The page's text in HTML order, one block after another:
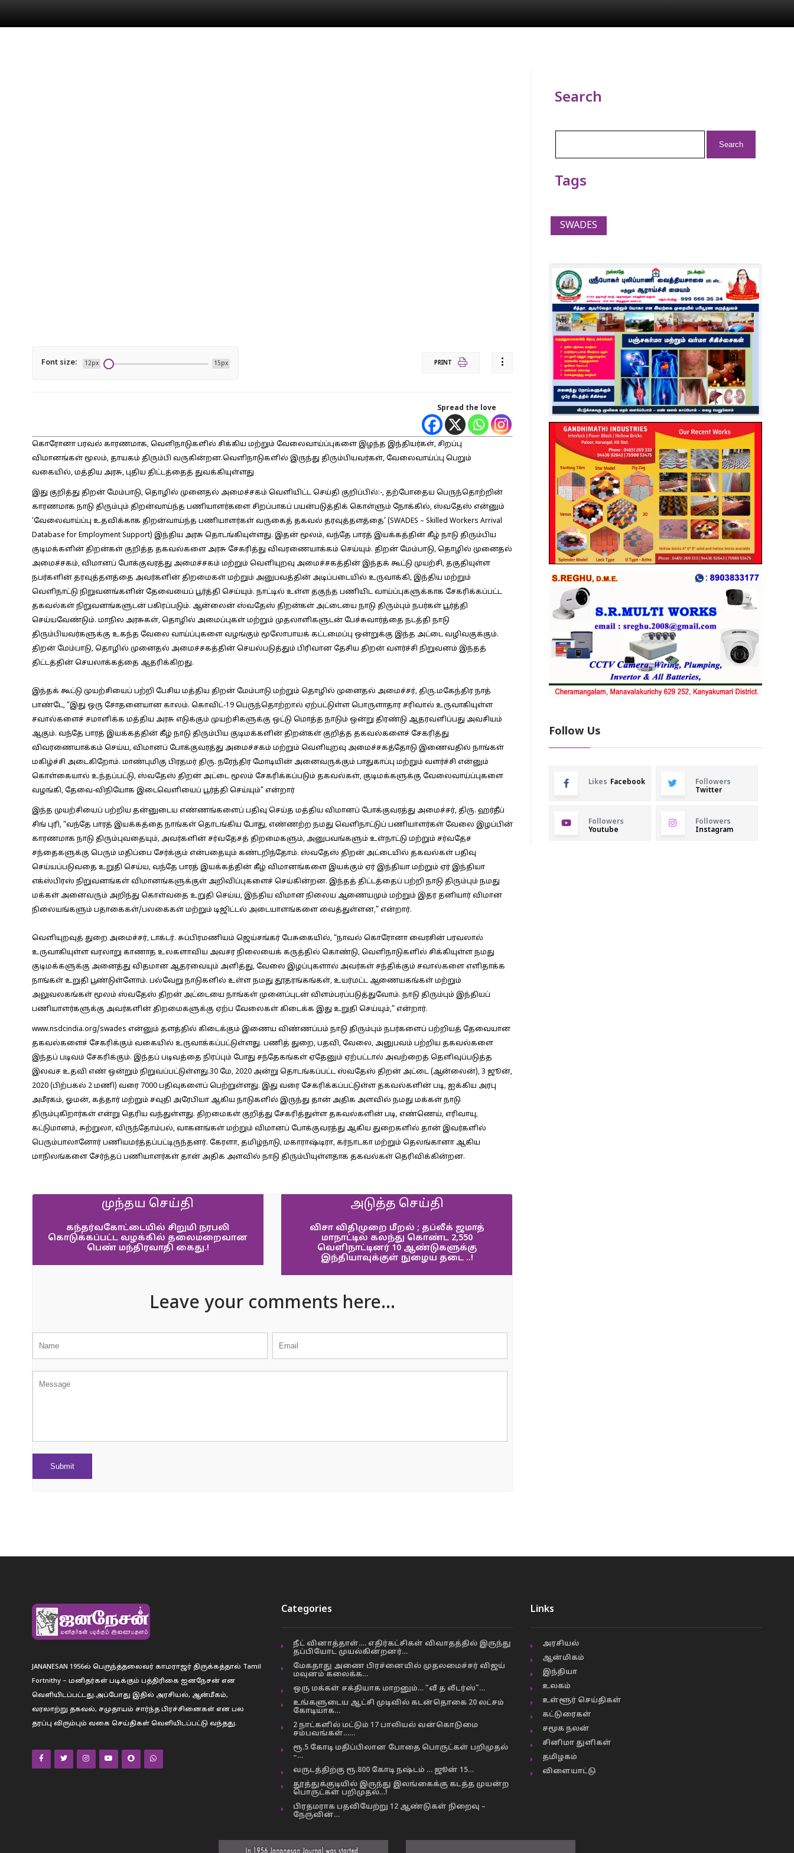
Font size: 12px 15px PRINT
Spread the love
கொரோனா பரவல் காரணமாக, வெளிநாடுகளில் சிக்கிய மற்றும் வேலைவாய்ப்புகளை இழந்த இந்தியர்கள், சிறப்பு
விமானங்கள் மூலம், தாயகம் திரும்பி வருகின்றன.வெளிநாடுகளில் இருந்து திரும்பியவர்கள், வேலைவாய்ப்பு பெறும்
வகையில், மத்திய அரசு, புதிய திட்டத்தைத் துவக்கியுள்ளது
இது குறித்து திறன் மேம்பாடு, தொழில் முனைதல் அமைச்சகம் வெளியிட்ட செய்தி குறிப்பில்:-, தற்போதைய பெருந்தொற்றின்
காரணமாக நாடு திரும்பும் திறன்வாய்ந்த பணியாளர்களை சிறப்பாகப் பயன்படுத்திக் கொள்ளும் நோக்கில், ஸ்வதேஸ் என்னும்
‘வேலைவாய்ப்பு உதவிக்காக திறன்வாய்ந்த பணியாளர்கள் வருகைத் தகவல் தரவுத்தளத்தை’ (SWADES – Skilled Workers Arrival
Database for Employment Support) இந்திய அரசு தொடங்கியுள்ளது. இதன் மூலம், வந்தே பாரத் இயக்கத்தின் கீழ் நாடு திரும்பிய
குடிமக்களின் திறன்கள் குறித்த தகவல்களை அரசு சேகரித்து விவரணையாக்கம் செய்யும். திறன் மேம்பாடு, தொழில் முனைதல்
அமைச்சகம், விமானப் போக்குவரத்து அமைச்சகம் மற்றும் வெளியுறவு அமைச்சகத்தின் இந்தக் கூட்டு முயற்சி, தகுதியுள்ள
நபர்களின் தரவுத்தளத்தை அவர்களின் திறமைகள் மற்றும் அனுபவத்தின் அடிப்படையில் உருவாக்கி, இந்திய மற்றும்
வெளிநாட்டு நிறுவனங்களின் தேவையைப் பூர்த்தி செய்யும். நாட்டில் உள்ள தகுந்த பணியிட வாய்ப்புகளுக்காக சேகரிக்கப்பட்ட
தகவல்கள் நிறுவனங்களுடன் பகிரப்படும். ஆன்லைன் ஸ்வதேஸ் திறன்கள் அட்டையை நாடு திரும்பும் நபர்கள் பூர்த்தி
செய்யவேண்டும். மாநில அரசுகள், தொழில் அமைப்புகள் மற்றும் முதலாளிகளுடன் பேச்சுவார்த்தை நடத்தி நாடு
திரும்பியவர்களுக்கு உகந்த வேலை வாய்ப்புகளை வழங்கும் மூலோபாயக் கட்டமைப்பு ஒன்றுக்கு இந்த அட்டை வழிவகுக்கும்.
திறன் மேம்பாடு, தொழில் முனைதல் அமைச்சகத்தின் செயல்படுத்தும் பிரிவான தேசிய திறன் வளர்ச்சி நிறுவனம் இந்தத்
திட்டத்தின் செயலாக்கத்தை ஆதரிக்கிறது.
இந்தக் கூட்டு முயற்சியைப் பற்றி பேசிய மத்திய திறன் மேம்பாடு மற்றும் தொழில் முனைதல் அமைச்சர், திரு.மகேந்திர நாத்
பாண்டே, “இது ஒரு சோதனையான காலம். கொவிட்-19 பெருந்தொற்றால் ஏற்பட்டுள்ள பொருளாதார சரிவால் உருவாகியுள்ள
சவால்களைச் சமாளிக்க மத்திய அரசு எடுக்கும் முயற்சிகளுக்கு ஒட்டு மொத்த நாடும் ஒன்று திரண்டு ஆதரவளிப்பது அவசியம்
ஆகும். வந்தே பாரத் இயக்கத்தின் கீழ் நாடு திரும்பிய குடிமக்களின் திறன்கள் குறித்த தகவல்களைச் சேகரித்து
விவரணையாக்கம் செய்ய, விமானப் போக்குவரத்து அமைச்சகம் மற்றும் வெளியுறவு அமைச்சகத்தோடு இணைவதில் நாங்கள்
மகிழ்ச்சி அடைகிறோம். மாண்புமிகு பிரதமர் திரு. நரேந்திர மோடியின் அனைவருக்கும் பாதுகாப்பு மற்றும் வளர்ச்சி என்னும்
கொள்கையால் உந்தப்பட்டு, ஸ்வதேஸ் திறன் அட்டை மூலம் சேகரிக்கப்படும் தகவல்கள், குடிமக்களுக்கு வேலைவாய்ப்புகளை
வழங்கி, தேவை-விநியோக இடைவெளியைப் பூர்த்தி செய்யும்” என்றார்
இந்த முயற்சியைப் பற்றிய தன்னுடைய எண்ணங்களைப் பதிவு செய்த மத்திய விமானப் போக்குவரத்து அமைச்சர், திரு. ஹர்தீப்
சிங் புரி, “வந்தே பாரத் இயக்கத்தை நாங்கள் தொடங்கிய போது, எண்ணற்ற நமது வெளிநாட்டுப் பணியாளர்கள் வேலை இழப்பின்
காரணமாக நாடு திரும்புவதையும், அவர்களின் சர்வதேசத் திறமைகளும், அனுபவங்களும் உள்நாட்டு மற்றும் சர்வதேச
சந்தைகளுக்கு பெரும் மதிப்பை சேர்க்கும் என்பதையும் கண்டறிந்தோம். ஸ்வதேஸ் திறன் அட்டையில் தகவல்கள் பதிவு
செய்யப்படுவதை உறுதி செய்ய, வந்தே பாரத் இயக்கத்தின் கீழ் விமானங்களை இயக்கும் ஏர் இந்தியா மற்றும் ஏர் இந்தியா
எக்ஸ்பிரஸ் நிறுவனங்கள் விமானங்களுக்குள் அறிவிப்புகளைச் செய்கின்றன. இந்தத் திட்டத்தைப் பற்றி நாடு திரும்பும் நமது
மக்கள் அனைவரும் அறிந்து கொள்வதை உறுதி செய்ய, இந்திய விமான நிலைய ஆணையமும் மற்றும் இதர தனியார் விமான
நிலையங்களும் பதாகைகள்/பலகைகள் மற்றும் டிஜிட்டல் அடையாளங்களை வைத்துள்ளன,” என்றார்.
வெளியுறவுத் துறை அமைச்சர், டாக்டர். சுப்பிரமணியம் ஜெய்சங்கர் பேசுகையில், “நாவல் கொரோனா வைரசின் பரவலால்
உருவாகியுள்ள வரலாறு காணாத உலகளாவிய அவசர நிலையைக் கருத்தில் கொண்டு, வெளிநாடுகளில் சிக்கியுள்ள நமது
குடிமக்களுக்கு அனைத்து விதமான ஆதரவையும் அளித்து, வேலை இழப்புகளால் அவர்கள் சந்திக்கும் சவால்களை எளிதாக்க
நாங்கள் உறுதி பூண்டுள்ளோம். பல்வேறு நாடுகளில் உள்ள நமது தூதரங்கங்கள், உயர்மட்ட ஆணையகங்கள் மற்றும்
அலுவலகங்கள் மூலம் ஸ்வதேஸ் திறன் அட்டையை நாங்கள் முனைப்புடன் விளம்பரப்படுத்துவோம். நாடு திரும்பும் இந்தியப்
பணியாளர்களுக்கு அவர்களின் திறமைகளுக்கு ஏற்ப வேலைகள் கிடைக்க இது உறுதி செய்யும்,” என்றார்.
www.nsdcindia.org/swades என்னும் தளத்தில் கிடைக்கும் இணைய விண்ணப்பம் நாடு திரும்பும் நபர்களைப் பற்றியத் தேவையான
தகவல்களைச் சேகரிக்கும் வகையில் உருவாக்கப்பட்டுள்ளது. பணித் துறை, பதவி, வேலை, அனுபவம் பற்றிய தகவல்களை
இந்தப் படிவம் சேகரிக்கும். இந்தப் படிவத்தை நிரப்பும் போது சந்தேகங்கள் ஏதேனும் ஏற்பட்டால் அவற்றைத் தெளிவுப்படுத்த
இலவச உதவி எண் ஒன்றும் நிறுவப்பட்டுள்ளது.30 மே, 2020 அன்று தொடங்கப்பட்ட ஸ்வதேஸ் திறன் அட்டை (ஆன்லைன்), 3 ஜூன்,
2020 (பிற்பகல் 2 மணி) வரை 7000 பதிவுகளைப் பெற்றுள்ளது. இது வரை சேகரிக்கப்பட்டுள்ள தகவல்களின் படி, ஐக்கிய அரபு
அமீரகம், ஓமன், கத்தார் மற்றும் சவுதி அரேபியா ஆகிய நாடுகளில் இருந்து தான் அதிக அளவில் நமது மக்கள் நாடு
திரும்புகிறார்கள் என்று தெரிய வந்துள்ளது. திறமைகள் குறித்து சேகரித்துள்ள தகவல்களின் படி, எண்ணெய், எரிவாயு,
கட்டுமானம், சுற்றுலா, விருந்தோம்பல், வாகனங்கள் மற்றும் விமானப் போக்குவரத்து ஆகிய துறைகளில் தான் இவர்களில்
பெரும்பாலானோர் பணியமர்த்தப்பட்டிருந்தனர். கேரளா, தமிழ்நாடு, மகாராஷ்டிரா, கர்நாடகா மற்றும் தெலங்கானா ஆகிய
மாநிலங்களை சேர்ந்தப் பணியாளர்கள் தான் அதிக அளவில் நாடு திரும்பியுள்ளதாக தகவல்கள் தெரிவிக்கின்றன.
முந்தய செய்தி
கந்தர்வகோட்டையில் சிறுமி நரபலி
கொடுக்கப்பட்ட வழக்கில் தலைமறைவான
பெண் மந்திரவாதி கைது.!
அடுத்த செய்தி
விசா விதிமுறை மீறல் ; தப்லீக் ஜமாத்
மாநாட்டில் கலந்து கொண்ட 2,550
வெளிநாட்டினர் 10 ஆண்டுகளுக்கு
இந்தியாவுக்குள் நுழைய தடை ..!
Leave your comments here...
Search
Tags
SWADES
Follow Us
Likes Facebook
Followers
Twitter
Followers
Youtube
Followers
Instagram
JANANESAN 1956ல் பெருந்த்தலைவர் காமராஜர் திருக்கத்தால் Tamil
Fortnithy – மனிதர்கள் படிக்கும் பத்திரிகை ஐனநேசன் என
வெளியிடப்பட்டது.அப்போது இதில் அரசியல், ஆன்மீகம்,
வரலாற்று தகவல், சமுதாயம் சார்ந்த பிரச்சினைகள் என பல
தரப்பு விரும்பும் வகை செய்திகள் வெளியிடப்பட்டு வந்தது.
Categories
நீட் வினாத்தாள்…. எதிர்கட்சிகள் விவாதத்தில் இருந்து
தப்பியோட முயல்கின்றனர்…
மேகதாது அணை பிரச்னையில் முதலமைச்சர் விஜய்
மவுனம் கலைக்க…
ஒரு மக்கள் சக்தியாக மாறனும்… “வீ த லீடர்ஸ்”…
உங்களுடைய ஆட்சி முடிவில் கடன்தொகை 20 லட்சம்
கோடியாக…
2 நாட்களில் மட்டும் 17 பாலியல் வன்கொடுமை
சம்பவங்கள்……
ரூ.5 கோடி மதிப்பிலான போதை பொருட்கள் பறிமுதல்
–…
வருடத்திற்கு ரூ.800 கோடி நஷ்டம் … ஜூன் 15…
தூத்துக்குடியில் இருந்து இலங்கைக்கு கடத்த முயன்ற
பொருட்கள் பறிமுதல்…!
பிரதமராக பதவியேற்று 12 ஆண்டுகள் நிறைவு –
நேருவின்…
Links
அரசியல்
ஆன்மிகம்
இந்தியா
உலகம்
உள்ளூர் செய்திகள்
கட்டுரைகள்
சமூக நலன்
சினிமா துளிகள்
தமிழகம்
விளையாட்டு